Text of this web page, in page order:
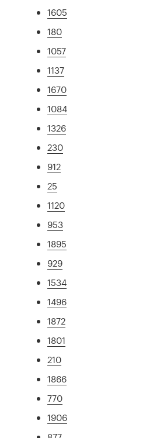
1605
180
1057
1137
1670
1084
1326
230
912
25
1120
953
1895
929
1534
1496
1872
1801
210
1866
770
1906